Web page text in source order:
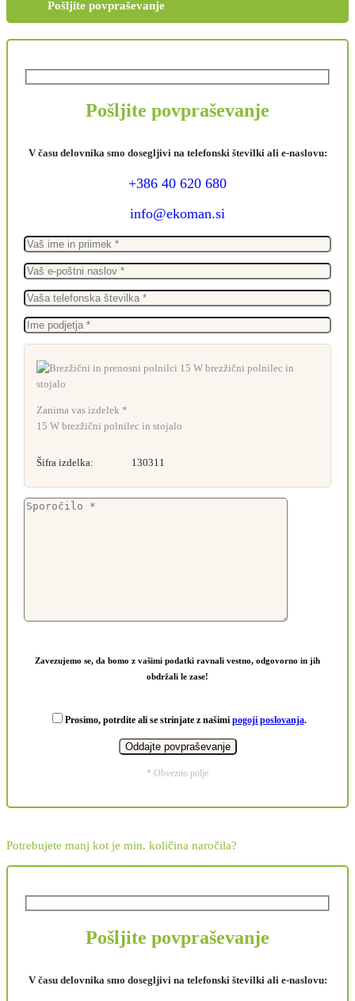
Pošljite povpraševanje
Pošljite povpraševanje
V času delovnika smo dosegljivi na telefonski številki ali e-naslovu:
+386 40 620 680
info@ekoman.si
Zanima vas izdelek *
15 W brezžični polnilec in stojalo
Šifra izdelka: 130311
Zavezujemo se, da bomo z vašimi podatki ravnali vestno, odgovorno in jih
obdržali le zase!
Prosimo, potrdite ali se strinjate z našimi pogoji poslovanja.
* Obvezno polje
Potrebujete manj kot je min. količina naročila?
Pošljite povpraševanje
V času delovnika smo dosegljivi na telefonski številki ali e-naslovu: